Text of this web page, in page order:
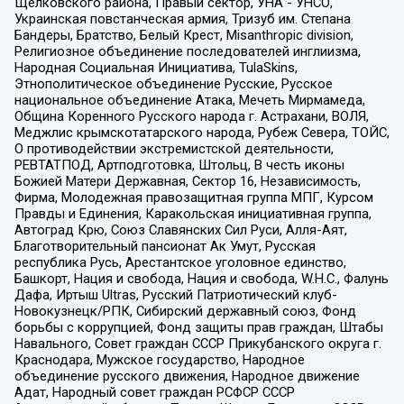
Украинская повстанческая армия, Тризуб им. Степана
Бандеры, Братство, Белый Крест, Misanthropic division,
Религиозное объединение последователей инглиизма,
Народная Социальная Инициатива, TulaSkins,
Этнополитическое объединение Русские, Русское
национальное объединение Атака, Мечеть Мирмамеда,
Община Коренного Русского народа г. Астрахани, ВОЛЯ,
Меджлис крымскотатарского народа, Рубеж Севера, ТОЙС,
О противодействии экстремистской деятельности,
РЕВТАТПОД, Артподготовка, Штольц, В честь иконы
Божией Матери Державная, Сектор 16, Независимость,
Фирма, Молодежная правозащитная группа МПГ, Курсом
Правды и Единения, Каракольская инициативная группа,
Автоград Крю, Союз Славянских Сил Руси, Алля-Аят,
Благотворительный пансионат Ак Умут, Русская
республика Русь, Арестантское уголовное единство,
Башкорт, Нация и свобода, Нация и свобода, W.H.С., Фалунь
Дафа, Иртыш Ultras, Русский Патриотический клуб-
Новокузнецк/РПК, Сибирский державный союз, Фонд
борьбы с коррупцией, Фонд защиты прав граждан, Штабы
Навального, Совет граждан СССР Прикубанского округа г.
Краснодара, Мужское государство, Народное
объединение русского движения, Народное движение
Адат, Народный совет граждан РСФСР СССР